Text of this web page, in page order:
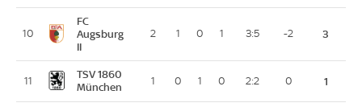
10
FC
Augsburg
II
2 1 0 1 3:5 -2 3
11
TSV 1860
München
1 0 1 0 2:2 0 1